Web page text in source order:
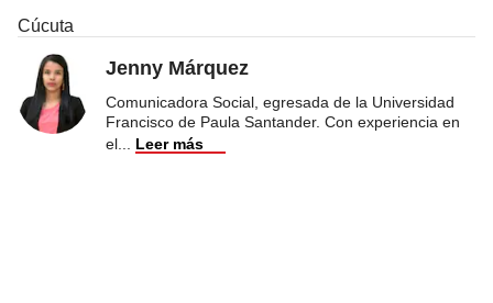
Cúcuta
Jenny Márquez
Comunicadora Social, egresada de la Universidad
Francisco de Paula Santander. Con experiencia en
el
Leer más